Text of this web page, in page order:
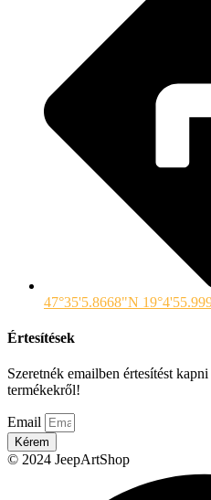
47°35'5.8668"N
Értesítések
Szeretnék emailben értesítést
termékekről!
Email
Kérem
© 2024 JeepArtShop